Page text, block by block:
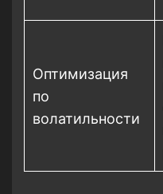
Оптимизация
по
волатильности